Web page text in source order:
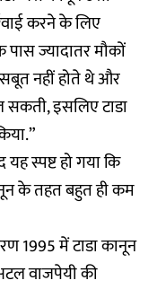
करने के लिए
पास ज्यादातर मौकों
नहीं होते थे और
सकती, इसलिए टाडा
स्पष्ट हो गया कि
के तहत बहुत ही कम
1995 में टाडा कानून
वाजपेयी की